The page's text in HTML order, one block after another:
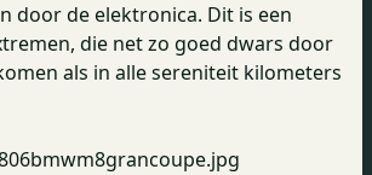
door de elektronica. Dit is een
die net zo goed dwars door
als in alle sereniteit kilometers